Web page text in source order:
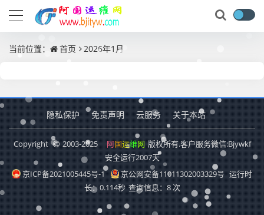
当前位置： 首页 2026年1月
隐私保护 免责声明 云服务 关于本站
Copyright 2003-2025 阿国运维网 版权所有.客户服务微信:Bjywkf
安全运行2007天
京ICP备2021005445号-1
京公网安备11011302003329号 运行时
长：0.114秒 查询信息：8 次